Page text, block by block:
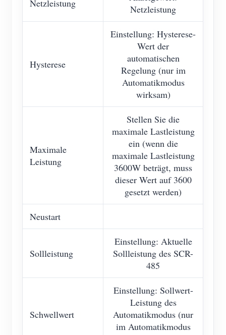
Netzleistung
Netzleistung
Hysterese
Einstellung: Hysterese-
Wert der
automatischen
Regelung (nur im
Automatikmodus
wirksam)
Maximale
Leistung
Stellen Sie die
maximale Lastleistung
ein (wenn die
maximale Lastleistung
3600W beträgt, muss
dieser Wert auf 3600
gesetzt werden)
Neustart
Sollleistung
Einstellung: Aktuelle
Sollleistung des SCR-
485
Schwellwert
Einstellung: Sollwert-
Leistung des
Automatikmodus (nur
im Automatikmodus